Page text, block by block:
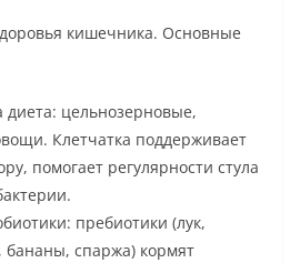
кишечника. Основные
диета: цельнозерновые,
Клетчатка поддерживает
помогает регулярности стула
пребиотики (лук,
бананы, спаржа) кормят